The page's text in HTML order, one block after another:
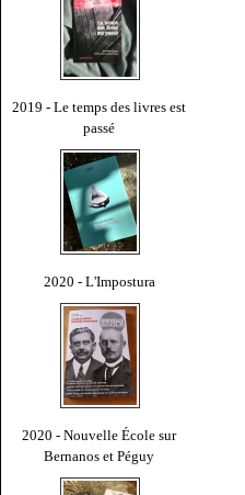
2019 - Le temps des livres est
passé
2020 - L'Impostura
2020 - Nouvelle École sur
Bernanos et Péguy